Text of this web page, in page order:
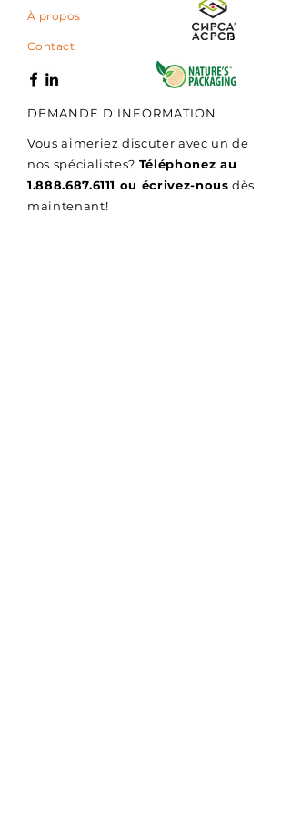
palettes idéales en
fonction de votre type de
produits, consultez
l'article «dimensions de
palettes idéales pour
type de transport».
À propos
Contact
DEMANDE D'INFORMATION
Vous aimeriez discuter avec un de
nos spécialistes? Téléphonez au
1.888.687.6111 ou écrivez-nous dès
maintenant!